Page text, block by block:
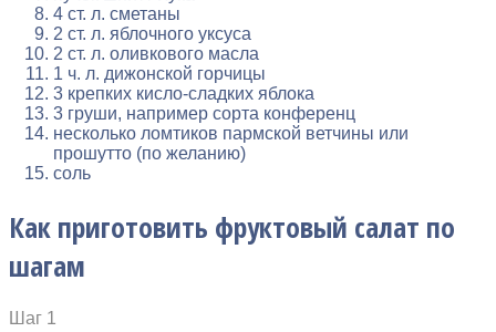
4 ст. л. сметаны
2 ст. л. яблочного уксуса
2 ст. л. оливкового масла
1 ч. л. дижонской горчицы
3 крепких кисло-сладких яблока
3 груши, например сорта конференц
несколько ломтиков пармской ветчины или
прошутто (по желанию)
соль
Как приготовить фруктовый салат по
шагам
Шаг 1